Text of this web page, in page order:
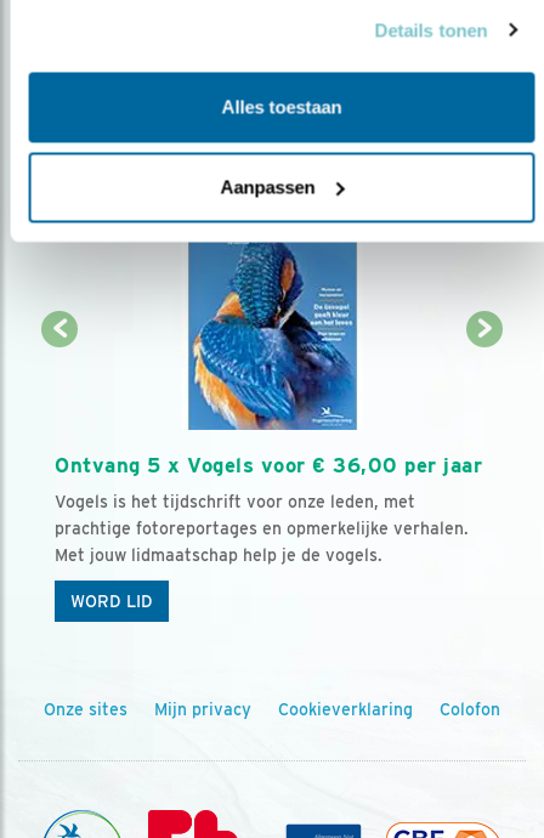
Details tonen
Alles toestaan
Aanpassen
Ontvang 5 x Vogels voor € 36,00 per jaar
Vogels is het tijdschrift voor onze leden, met
prachtige fotoreportages en opmerkelijke verhalen.
Met jouw lidmaatschap help je de vogels.
WORD LID
Onze sites Mijn privacy Cookieverklaring Colofon